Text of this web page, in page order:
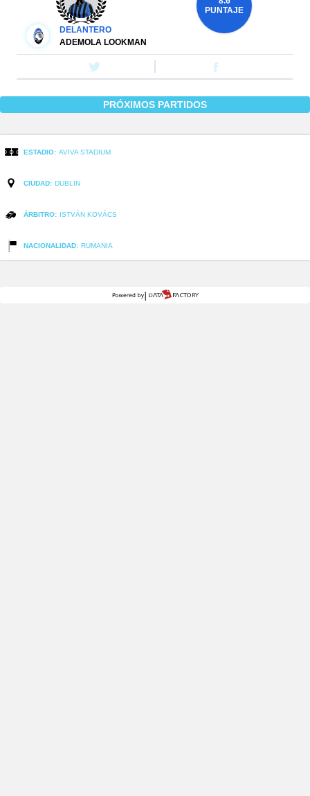
DELANTERO
ADEMOLA LOOKMAN
PUNTAJE
PRÓXIMOS PARTIDOS
ESTADIO: AVIVA STADIUM
CIUDAD: DUBLIN
ÁRBITRO: ISTVÁN KOVÁCS
NACIONALIDAD: RUMANIA